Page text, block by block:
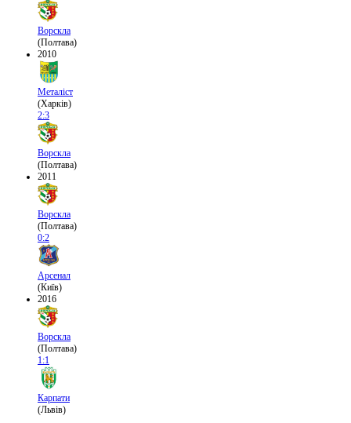
Ворскла
(Полтава)
2010
Металіст
(Харків)
2:3
Ворскла
(Полтава)
2011
Ворскла
(Полтава)
0:2
Арсенал
(Київ)
2016
Ворскла
(Полтава)
1:1
Карпати
(Львів)